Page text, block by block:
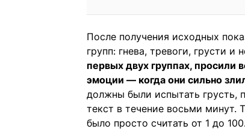
После получения исходных
групп: гнева, тревоги, грусти и
первых двух группах,
эмоции — когда они сильно
должны были испытать грусть,
текст в течение восьми минут.
было просто считать от 1 до